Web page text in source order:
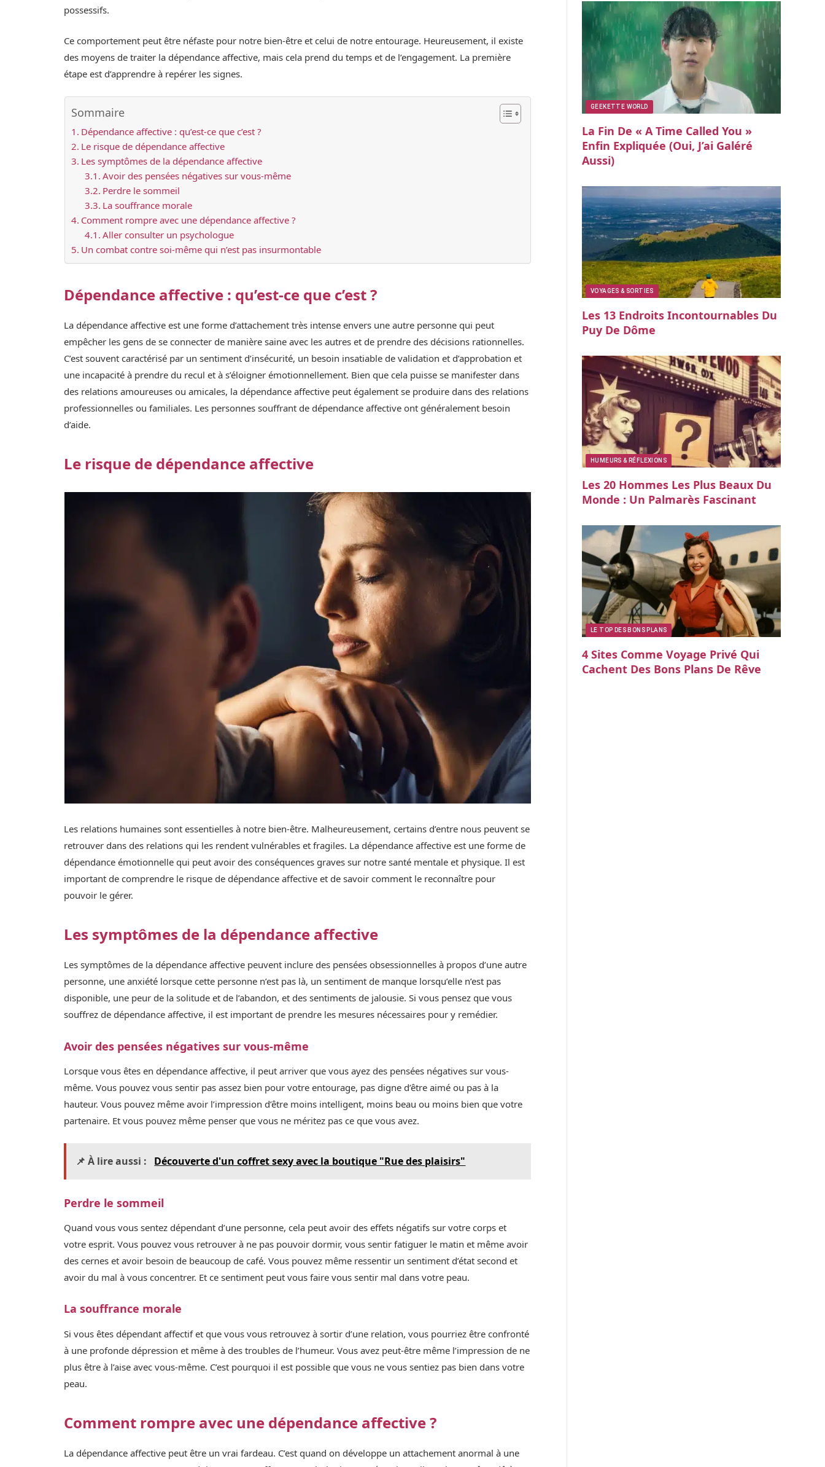
possessifs.
Ce comportement peut être néfaste pour notre bien-être et celui de notre entourage. Heureusement, il existe
des moyens de traiter la dépendance affective, mais cela prend du temps et de l’engagement. La première
étape est d’apprendre à repérer les signes.
Sommaire
Dépendance affective : qu’est-ce que c’est ?
Le risque de dépendance affective
Les symptômes de la dépendance affective
Avoir des pensées négatives sur vous-même
Perdre le sommeil
La souffrance morale
Comment rompre avec une dépendance affective ?
Aller consulter un psychologue
Un combat contre soi-même qui n’est pas insurmontable
Dépendance affective : qu’est-ce que c’est ?
La dépendance affective est une forme d’attachement très intense envers une autre personne qui peut
empêcher les gens de se connecter de manière saine avec les autres et de prendre des décisions rationnelles.
C’est souvent caractérisé par un sentiment d’insécurité, un besoin insatiable de validation et d’approbation et
une incapacité à prendre du recul et à s’éloigner émotionnellement. Bien que cela puisse se manifester dans
des relations amoureuses ou amicales, la dépendance affective peut également se produire dans des relations
professionnelles ou familiales. Les personnes souffrant de dépendance affective ont généralement besoin
d’aide.
Le risque de dépendance affective
Les relations humaines sont essentielles à notre bien-être. Malheureusement, certains d’entre nous peuvent se
retrouver dans des relations qui les rendent vulnérables et fragiles. La dépendance affective est une forme de
dépendance émotionnelle qui peut avoir des conséquences graves sur notre santé mentale et physique. Il est
important de comprendre le risque de dépendance affective et de savoir comment le reconnaître pour
pouvoir le gérer.
Les symptômes de la dépendance affective
Les symptômes de la dépendance affective peuvent inclure des pensées obsessionnelles à propos d’une autre
personne, une anxiété lorsque cette personne n’est pas là, un sentiment de manque lorsqu’elle n’est pas
disponible, une peur de la solitude et de l’abandon, et des sentiments de jalousie. Si vous pensez que vous
souffrez de dépendance affective, il est important de prendre les mesures nécessaires pour y remédier.
Avoir des pensées négatives sur vous-même
Lorsque vous êtes en dépendance affective, il peut arriver que vous ayez des pensées négatives sur vous-
même. Vous pouvez vous sentir pas assez bien pour votre entourage, pas digne d’être aimé ou pas à la
hauteur. Vous pouvez même avoir l’impression d’être moins intelligent, moins beau ou moins bien que votre
partenaire. Et vous pouvez même penser que vous ne méritez pas ce que vous avez.
📌 À lire aussi : Découverte d'un coffret sexy avec la boutique "Rue des plaisirs"
Perdre le sommeil
Quand vous vous sentez dépendant d’une personne, cela peut avoir des effets négatifs sur votre corps et
votre esprit. Vous pouvez vous retrouver à ne pas pouvoir dormir, vous sentir fatiguer le matin et même avoir
des cernes et avoir besoin de beaucoup de café. Vous pouvez même ressentir un sentiment d’état second et
avoir du mal à vous concentrer. Et ce sentiment peut vous faire vous sentir mal dans votre peau.
La souffrance morale
Si vous êtes dépendant affectif et que vous vous retrouvez à sortir d’une relation, vous pourriez être confronté
à une profonde dépression et même à des troubles de l’humeur. Vous avez peut-être même l’impression de ne
plus être à l’aise avec vous-même. C’est pourquoi il est possible que vous ne vous sentiez pas bien dans votre
peau.
Comment rompre avec une dépendance affective ?
La dépendance affective peut être un vrai fardeau. C’est quand on développe un attachement anormal à une
GEEKETTE WORLD
La Fin De « A Time Called You »
Enfin Expliquée (oui, J’ai Galéré
Aussi)
VOYAGES & SORTIES
Les 13 Endroits Incontournables Du
Puy De Dôme
HUMEURS & RÉFLEXIONS
Les 20 Hommes Les Plus Beaux Du
Monde : Un Palmarès Fascinant
LE TOP DES BONS PLANS
4 Sites Comme Voyage Privé Qui
Cachent Des Bons Plans De Rêve